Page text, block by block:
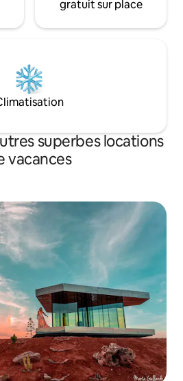
gratuit sur place
superbes locations
vacances